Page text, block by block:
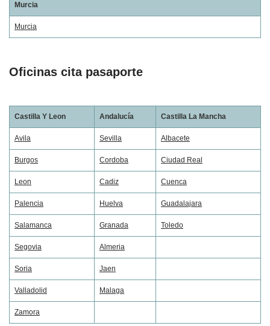
Murcia
Murcia
Oficinas cita pasaporte
Castilla Y Leon Andalucía Castilla La Mancha
Avila Sevilla Albacete
Burgos Cordoba Ciudad Real
Leon Cadiz Cuenca
Palencia Huelva Guadalajara
Salamanca Granada Toledo
Segovia Almeria
Soria Jaen
Valladolid Malaga
Zamora